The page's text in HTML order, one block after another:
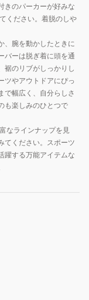
きのパーカーが好みな
ください。着脱のしや
、腕を動かしたときに
バーは脱ぎ着に頭を通
裾のリブがしっかりし
ツやアウトドアにぴっ
で幅広く、自分らしさ
も楽しみのひとつで
なラインナップを見
てください。スポーツ
躍する万能アイテムな